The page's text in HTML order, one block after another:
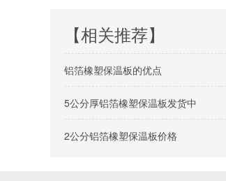
【相关推荐】
铝箔橡塑保温板的优点
5公分厚铝箔橡塑保温板发货中
2公分铝箔橡塑保温板价格